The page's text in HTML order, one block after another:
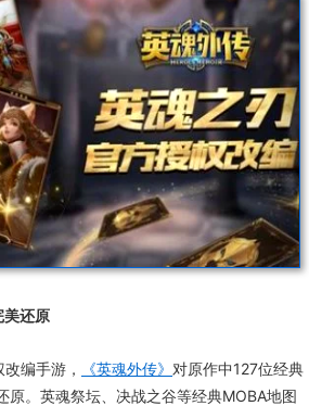
美还原
编手游， 《英魂外传》 对原作中127位经典
原。英魂祭坛、决战之谷等经典MOBA地图